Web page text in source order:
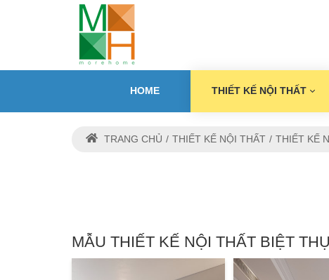
HOME THIẾT KẾ NỘI THẤT
TRANG CHỦ THIẾT KẾ NỘI THẤT THIẾT KẾ
MẪU THIẾT KẾ NỘI THẤT BIỆT